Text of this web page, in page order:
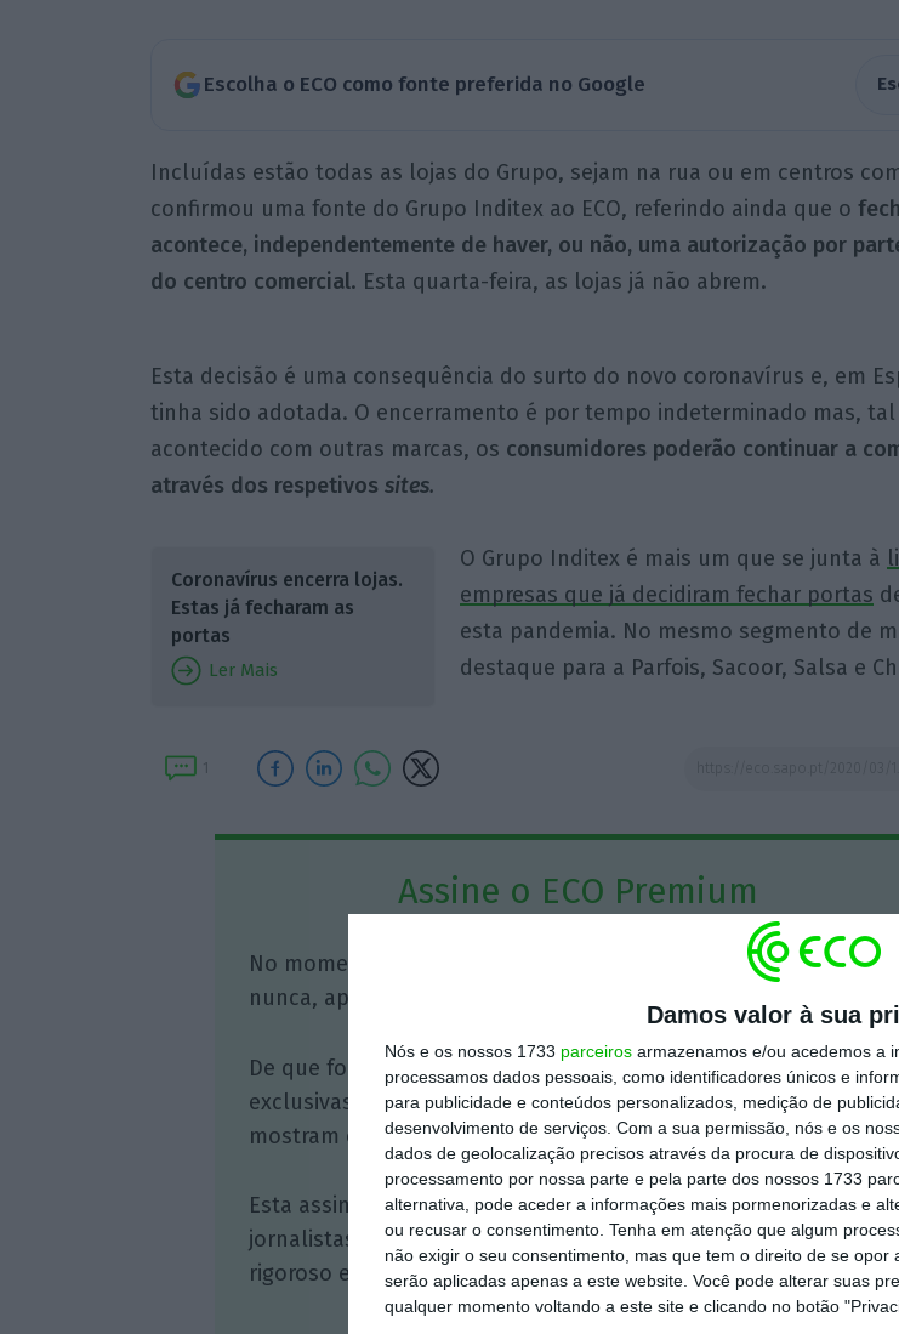
Damos valor à sua
Nós e os nossos 1733 parceiros armazenamos e/ou acedemos a
processamos dados pessoais, como identificadores únicos e
para publicidade e conteúdos personalizados, medição de
desenvolvimento de serviços. Com a sua permissão, nós e os
dados de geolocalização precisos através da procura de
processamento por nossa parte e pela parte dos nossos 1733
alternativa, pode aceder a informações mais pormenorizadas e
ou recusar o consentimento. Tenha em atenção que algum
não exigir o seu consentimento, mas que tem o direito de se
serão aplicadas apenas a este website. Você pode alterar suas
qualquer momento voltando a este site e clicando no botão
Escolha o ECO como fonte preferida no Google
Incluídas estão todas as lojas do Grupo, sejam na rua ou em centros
confirmou uma fonte do Grupo Inditex ao ECO, referindo ainda que o
acontece, independentemente de haver, ou não, uma autorização por
do centro comercial. Esta quarta-feira, as lojas já não abrem.
Esta decisão é uma consequência do surto do novo coronavírus e, em
tinha sido adotada. O encerramento é por tempo indeterminado mas,
acontecido com outras marcas, os consumidores poderão continuar a
através dos respetivos sites.
Coronavírus encerra lojas.
Estas já fecharam as
portas
Ler Mais
O Grupo Inditex é mais um que se junta à
empresas que já decidiram fechar portas
esta pandemia. No mesmo segmento de
destaque para a Parfois, Sacoor, Salsa e
1
Assine o ECO Premium
No momento em que a informação é mais importante do que
nunca, apoie o jornalismo independente e rigoroso.
De que forma? Assine o ECO Premium e tenha acesso a notícias
exclusivas, à opinião que conta, às reportagens e especiais que
mostram o outro lado da história.
Esta assinatura é uma forma de apoiar o ECO e os seus
jornalistas. A nossa contrapartida é o jornalismo independente,
rigoroso e credível.